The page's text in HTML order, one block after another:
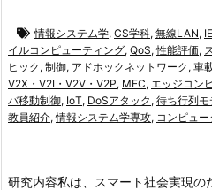
情報システム学, CS学科, 無線LAN,
イルコンピューティング, QoS,性能評価,
ヒック , 制御, アドホックネットワーク , 車
V2X・V2I・V2V・V2P, MEC, エッジコン
バ移動制御, IoT, DoSアタック , 待ち行列モ
教員紹介,情報システム学専攻, コンピュ
研究内容私は、スマート社会実現の